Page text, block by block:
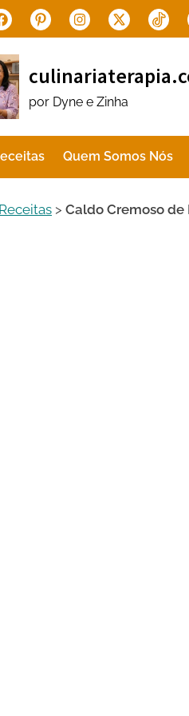
PinterestInstagram
X.com Tiktok
por Dyne e Zinha
Quem Somos Nós
Receitas > Caldo Cremoso